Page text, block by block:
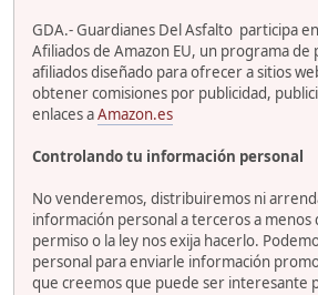
GDA.- Guardianes Del Asfalto participa
Afiliados de Amazon EU, un programa de
afiliados diseñado para ofrecer a sitios
obtener comisiones por publicidad,
enlaces aAmazon.es
Controlando tu información personal
No venderemos, distribuiremos ni
información personal a terceros a menos
permiso o la ley nos exija hacerlo.
personal para enviarle información
que creemos que puede ser interesante